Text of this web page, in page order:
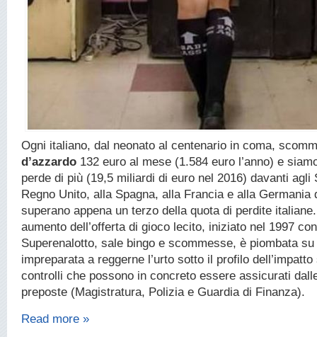
Ogni italiano, dal neonato al centenario in coma,
d’azzardo 132 euro al mese (1.584 euro l’anno) e
perde di più (19,5 miliardi di euro nel 2016) davanti agli
Regno Unito, alla Spagna, alla Francia e alla Germania
superano appena un terzo della quota di perdite
aumento dell’offerta di gioco lecito, iniziato nel 1997
Superenalotto, sale bingo e scommesse, è piombata
impreparata a reggerne l’urto sotto il profilo
controlli che possono in concreto essere assicurati
preposte (Magistratura, Polizia e Guardia di Finanza).
Read more »